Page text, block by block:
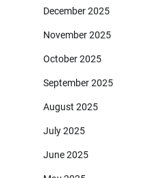
December 2025
November 2025
October 2025
September 2025
August 2025
July 2025
June 2025